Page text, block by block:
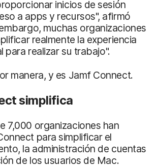
inicios de sesión
a apps y recursos", afirmó
muchas organizaciones
realmente la experiencia
para realizar su trabajo".
manera, y es Jamf Connect.
simplifica
7,000 organizaciones han
para simplificar el
la administración de cuentas
de los usuarios de Mac.